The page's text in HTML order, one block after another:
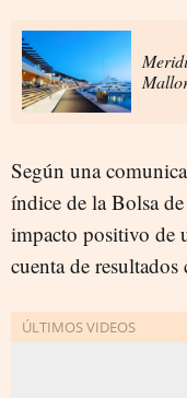
Según una
índice de la Bolsa
impacto positivo de
cuenta de